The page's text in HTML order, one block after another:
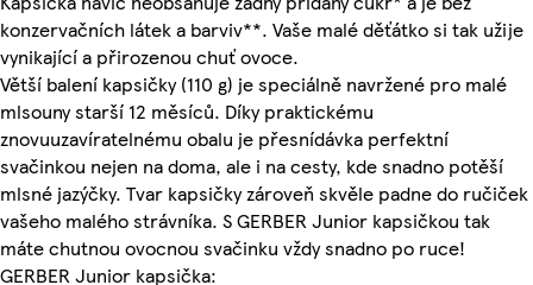
konzervačních látek a barviv**. Vaše malé děťátko si tak užije
vynikající a přirozenou chuť ovoce.
Větší balení kapsičky (110 g) je speciálně navržené pro malé
mlsouny starší 12 měsíců. Díky praktickému
znovuuzavíratelnému obalu je přesnídávka perfektní
svačinkou nejen na doma, ale i na cesty, kde snadno potěší
mlsné jazýčky. Tvar kapsičky zároveň skvěle padne do ručiček
vašeho malého strávníka. S GERBER Junior kapsičkou tak
máte chutnou ovocnou svačinku vždy snadno po ruce!
GERBER Junior kapsička: